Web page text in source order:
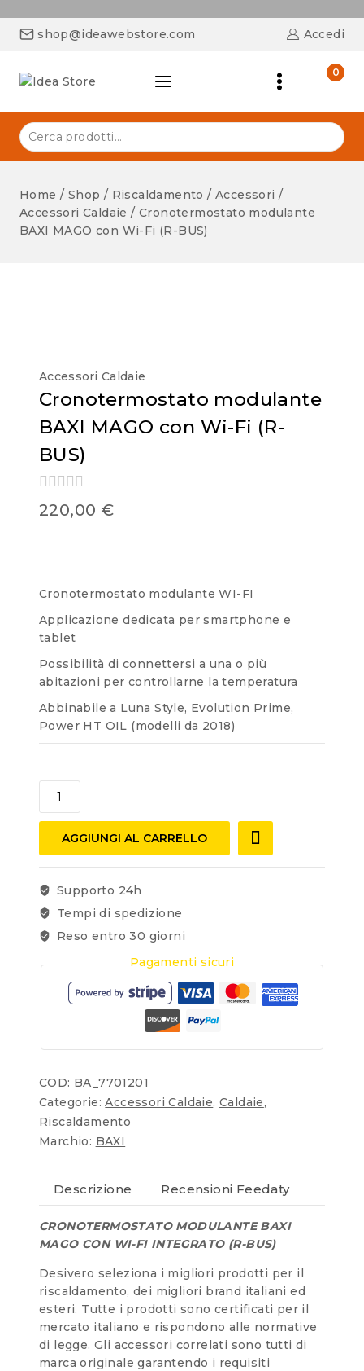
shop@ideawebstore.com Accedi
0
Home / Shop / Riscaldamento / Accessori /
Accessori Caldaie / Cronotermostato modulante
BAXI MAGO con Wi-Fi (R-BUS)
Accessori Caldaie
Cronotermostato modulante
BAXI MAGO con Wi-Fi (R-
BUS)
0
out
220,00 €
Cronotermostato modulante WI-FI
Applicazione dedicata per smartphone e
tablet
Possibilità di connettersi a una o più
abitazioni per controllarne la temperatura
Abbinabile a Luna Style, Evolution Prime,
Power HT OIL (modelli da 2018)
AGGIUNGI AL CARRELLO
Supporto 24h
Tempi di spedizione
Reso entro 30 giorni
Pagamenti sicuri
COD: BA_7701201
Categorie:Accessori Caldaie,Caldaie,
Riscaldamento
Marchio: BAXI
Descrizione Recensioni Feedaty
CRONOTERMOSTATO MODULANTE BAXI
MAGO CON WI-FI INTEGRATO (R-BUS)
Desivero seleziona i migliori prodotti per il
riscaldamento, dei migliori brand italiani ed
esteri. Tutte i prodotti sono certificati per il
mercato italiano e rispondono alle normative
di legge. Gli accessori correlati sono tutti di
marca originale garantendo i requisiti